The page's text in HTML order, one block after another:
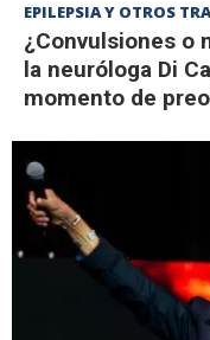
EPILEPSIA Y OTROS
¿Convulsiones o
la neuróloga Di
momento de